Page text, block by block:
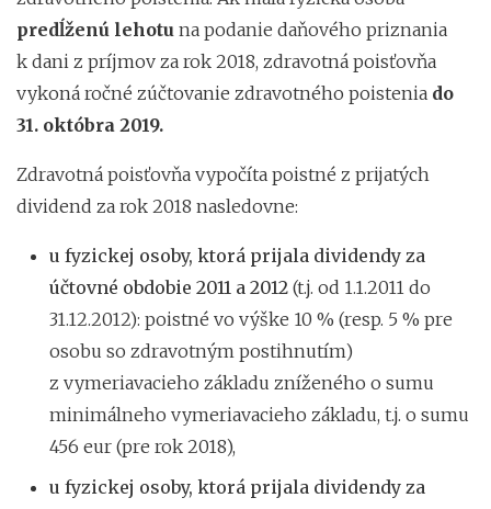
predĺženú lehotu na podanie daňového priznania
k dani z príjmov za rok 2018, zdravotná poisťovňa
vykoná ročné zúčtovanie zdravotného poistenia do
31. októbra 2019.
Zdravotná poisťovňa vypočíta poistné z prijatých
dividend za rok 2018 nasledovne:
u fyzickej osoby, ktorá prijala dividendy za
účtovné obdobie 2011 a 2012 (t.j. od 1.1.2011 do
31.12.2012): poistné vo výške 10 % (resp. 5 % pre
osobu so zdravotným postihnutím)
z vymeriavacieho základu zníženého o sumu
minimálneho vymeriavacieho základu, t.j. o sumu
456 eur (pre rok 2018),
u fyzickej osoby, ktorá prijala dividendy za